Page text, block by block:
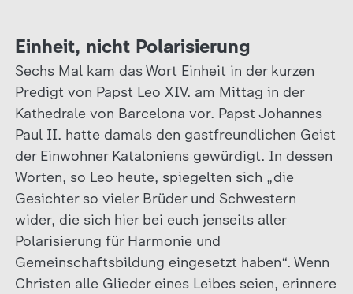
Einheit, nicht Polarisierung
Sechs Mal kam das Wort Einheit in der kurzen
Predigt von Papst Leo XIV. am Mittag in der
Kathedrale von Barcelona vor. Papst Johannes
Paul II. hatte damals den gastfreundlichen Geist
der Einwohner Kataloniens gewürdigt. In dessen
Worten, so Leo heute, spiegelten sich „die
Gesichter so vieler Brüder und Schwestern
wider, die sich hier bei euch jenseits aller
Polarisierung für Harmonie und
Gemeinschaftsbildung eingesetzt haben“. Wenn
Christen alle Glieder eines Leibes seien, erinnere